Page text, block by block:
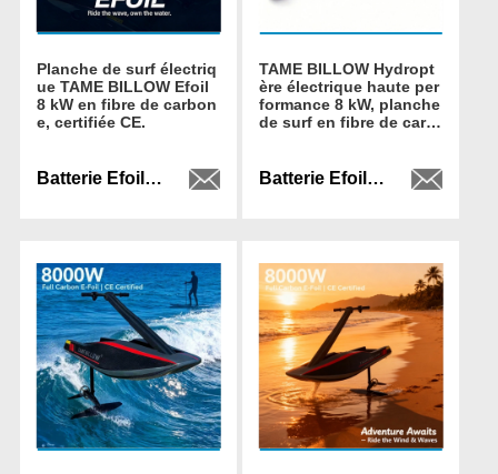
Planche de surf électriq
ue TAME BILLOW Efoil
8 kW en fibre de carbon
e, certifiée CE.
Batterie Efoil YH-EF03 plug and play
TAME BILLOW Hydropt
ère électrique haute per
formance 8 kW, planche
de surf en fibre de carb
Batterie Efoil YH-EF03 plug and play